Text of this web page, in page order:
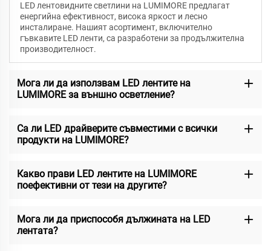
LED лентовидните светлини на LUMIMORE предлагат
енергийна ефективност, висока яркост и лесно
инсталиране. Нашият асортимент, включително
гъвкавите LED ленти, са разработени за продължителна
производителност.
Мога ли да използвам LED лентите на
LUMIMORE за външно осветление?
Са ли LED драйверите съвместими с всички
продукти на LUMIMORE?
Какво прави LED лентите на LUMIMORE
поефективни от тези на другите?
Мога ли да приспособя дължината на LED
лентата?